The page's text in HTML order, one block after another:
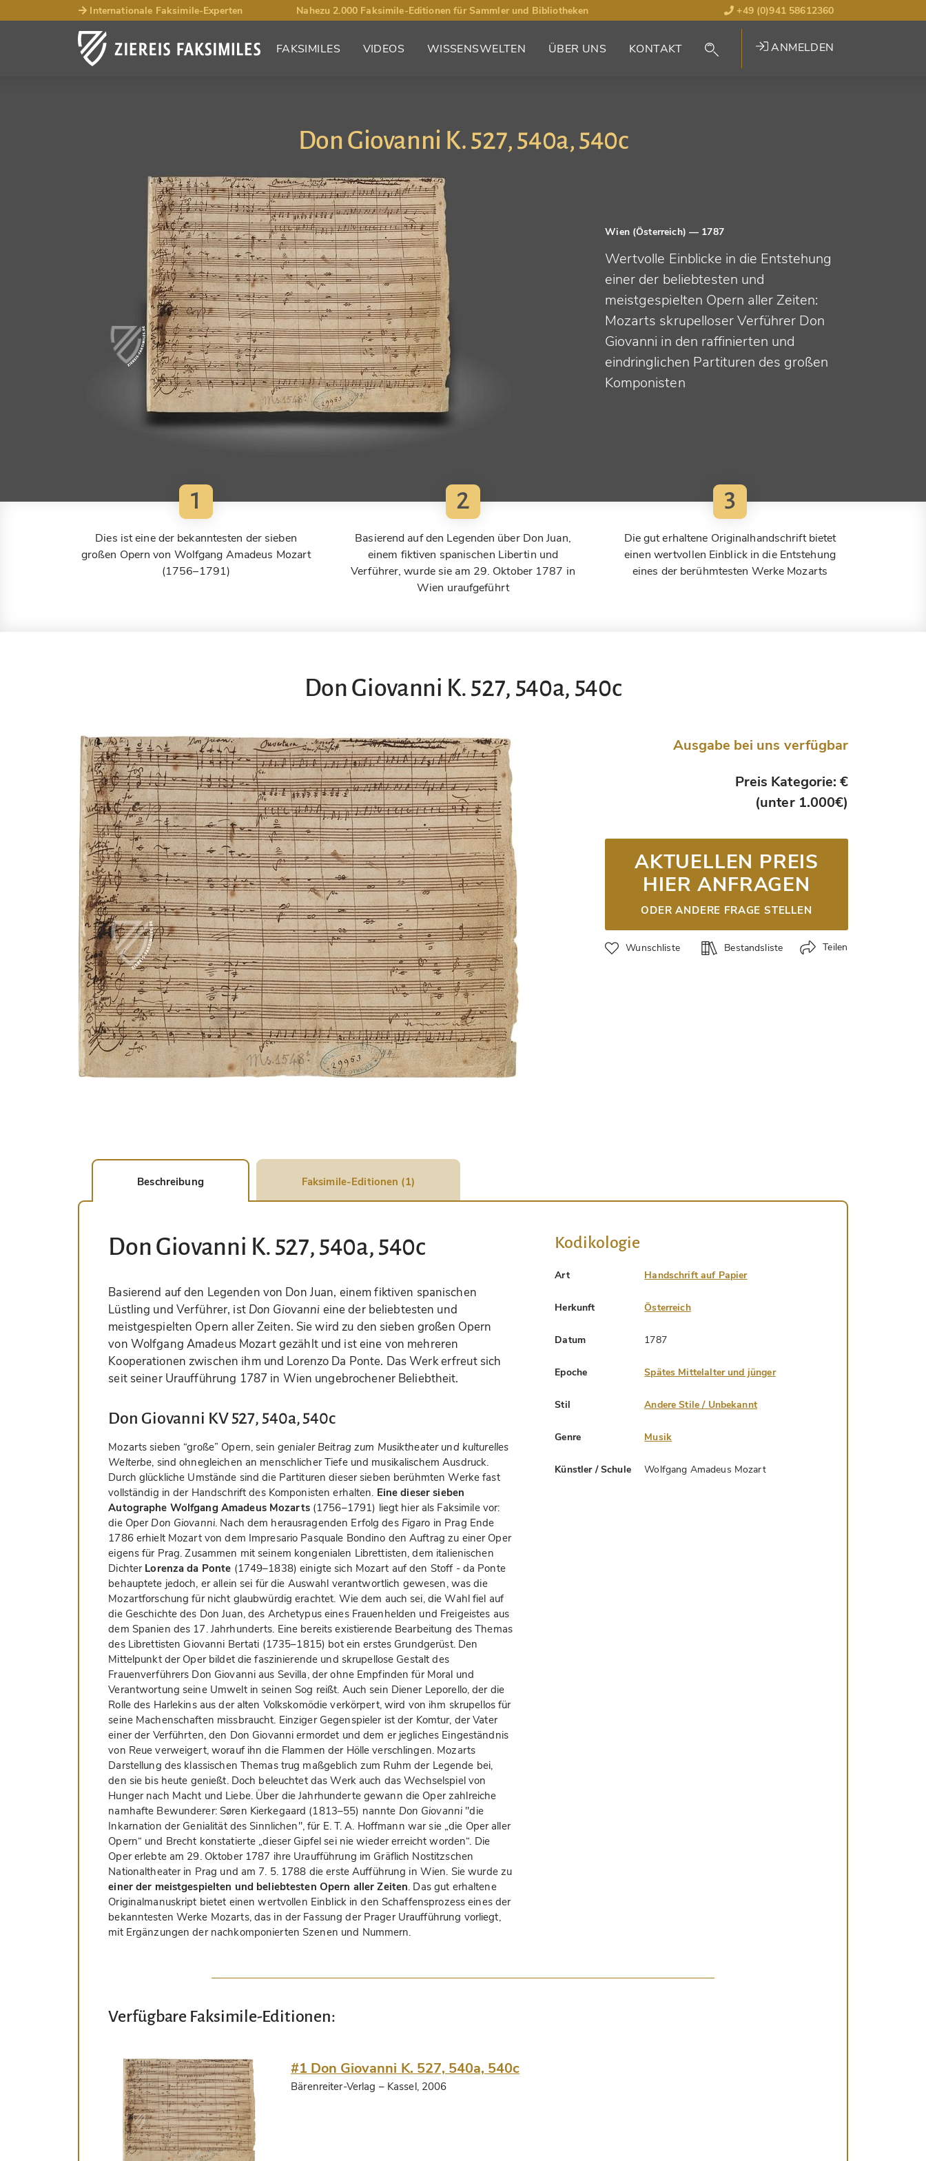
Internationale Faksimile-Experten Nahezu 2.000 Faksimile-Editionen für Sammler und Bibliotheken +49 (0)941 58612360
FAKSIMILES VIDEOS WISSENSWELTEN ÜBER UNS KONTAKT ANMELDEN
Don Giovanni K. 527, 540a, 540c
Wien (Österreich) — 1787
Wertvolle Einblicke in die Entstehung
einer der beliebtesten und
meistgespielten Opern aller Zeiten:
Mozarts skrupelloser Verführer Don
Giovanni in den raffinierten und
eindringlichen Partituren des großen
Komponisten
1
Dies ist eine der bekanntesten der sieben
großen Opern von Wolfgang Amadeus Mozart
(1756–1791)
2
Basierend auf den Legenden über Don Juan,
einem fiktiven spanischen Libertin und
Verführer, wurde sie am 29. Oktober 1787 in
Wien uraufgeführt
3
Die gut erhaltene Originalhandschrift bietet
einen wertvollen Einblick in die Entstehung
eines der berühmtesten Werke Mozarts
Don Giovanni K. 527, 540a, 540c
Ausgabe bei uns verfügbar
Preis Kategorie: €
(unter 1.000€)
AKTUELLEN PREIS
HIER ANFRAGEN
ODER ANDERE FRAGE STELLEN
Wunschliste Bestandsliste Teilen
Beschreibung Faksimile-Editionen (1)
Don Giovanni K. 527, 540a, 540c
Basierend auf den Legenden von Don Juan, einem fiktiven spanischen
Lüstling und Verführer, ist Don Giovanni eine der beliebtesten und
meistgespielten Opern aller Zeiten. Sie wird zu den sieben großen Opern
von Wolfgang Amadeus Mozart gezählt und ist eine von mehreren
Kooperationen zwischen ihm und Lorenzo Da Ponte. Das Werk erfreut sich
seit seiner Uraufführung 1787 in Wien ungebrochener Beliebtheit.
Don Giovanni KV 527, 540a, 540c
Mozarts sieben “große” Opern, sein genialer Beitrag zum Musiktheater und kulturelles
Welterbe, sind ohnegleichen an menschlicher Tiefe und musikalischem Ausdruck.
Durch glückliche Umstände sind die Partituren dieser sieben berühmten Werke fast
vollständig in der Handschrift des Komponisten erhalten. Eine dieser sieben
Autographe Wolfgang Amadeus Mozarts(1756–1791) liegt hier als Faksimile vor:
die Oper Don Giovanni. Nach dem herausragenden Erfolg des Figaro in Prag Ende
1786 erhielt Mozart von dem Impresario Pasquale Bondino den Auftrag zu einer Oper
eigens für Prag. Zusammen mit seinem kongenialen Librettisten, dem italienischen
Dichter Lorenza da Ponte (1749–1838) einigte sich Mozart auf den Stoff - da Ponte
behauptete jedoch, er allein sei für die Auswahl verantwortlich gewesen, was die
Mozartforschung für nicht glaubwürdig erachtet. Wie dem auch sei, die Wahl fiel auf
die Geschichte des Don Juan, des Archetypus eines Frauenhelden und Freigeistes aus
dem Spanien des 17. Jahrhunderts. Eine bereits existierende Bearbeitung des Themas
des Librettisten Giovanni Bertati (1735–1815) bot ein erstes Grundgerüst. Den
Mittelpunkt der Oper bildet die faszinierende und skrupellose Gestalt des
Frauenverführers Don Giovanni aus Sevilla, der ohne Empfinden für Moral und
Verantwortung seine Umwelt in seinen Sog reißt. Auch sein Diener Leporello, der die
Rolle des Harlekins aus der alten Volkskomödie verkörpert, wird von ihm skrupellos für
seine Machenschaften missbraucht. Einziger Gegenspieler ist der Komtur, der Vater
einer der Verführten, den Don Giovanni ermordet und dem er jegliches Eingeständnis
von Reue verweigert, worauf ihn die Flammen der Hölle verschlingen. Mozarts
Darstellung des klassischen Themas trug maßgeblich zum Ruhm der Legende bei,
den sie bis heute genießt. Doch beleuchtet das Werk auch das Wechselspiel von
Hunger nach Macht und Liebe. Über die Jahrhunderte gewann die Oper zahlreiche
namhafte Bewunderer: Søren Kierkegaard (1813–55) nannte Don Giovanni "die
Inkarnation der Genialität des Sinnlichen", für E. T. A. Hoffmann war sie „die Oper aller
Opern“ und Brecht konstatierte „dieser Gipfel sei nie wieder erreicht worden“. Die
Oper erlebte am 29. Oktober 1787 ihre Uraufführung im Gräflich Nostitzschen
Nationaltheater in Prag und am 7. 5. 1788 die erste Aufführung in Wien. Sie wurde zu
einer der meistgespielten und beliebtesten Opern aller Zeiten. Das gut erhaltene
Originalmanuskript bietet einen wertvollen Einblick in den Schaffensprozess eines der
bekanntesten Werke Mozarts, das in der Fassung der Prager Uraufführung vorliegt,
mit Ergänzungen der nachkomponierten Szenen und Nummern.
Kodikologie
Art Handschrift auf Papier
Herkunft Österreich
Datum 1787
Epoche Spätes Mittelalter und jünger
Stil Andere Stile / Unbekannt
Genre Musik
Künstler / Schule Wolfgang Amadeus Mozart
Verfügbare Faksimile-Editionen:
#1 Don Giovanni K. 527, 540a, 540c
Bärenreiter-Verlag – Kassel, 2006